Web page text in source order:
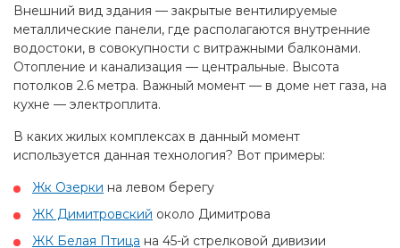
Внешний вид здания — закрытые вентилируемые
металлические панели, где располагаются внутренние
водостоки, в совокупности с витражными балконами.
Отопление и канализация — центральные. Высота
потолков 2.6 метра. Важный момент — в доме нет газа, на
кухне — электроплита.
В каких жилых комплексах в данный момент
используется данная технология? Вот примеры:
Жк Озерки на левом берегу
ЖК Димитровский около Димитрова
ЖК Белая Птица на 45-й стрелковой дивизии